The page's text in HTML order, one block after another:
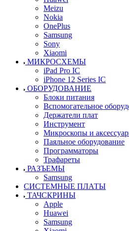
Meizu
Nokia
OnePlus
Samsung
Sony
Xiaomi
МИКРОСХЕМЫ
iPad Pro IC
iPhone 12 Series IC
ОБОРУДОВАНИЕ
Блоки питания
Вспомогательное
Держатели плат
Инструмент
Микроскопы и
Паяльное оборудование
Программаторы
Трафареты
РАЗЪЕМЫ
Samsung
СИСТЕМНЫЕ ПЛАТЫ
ТАЧСКРИНЫ
Apple
Huawei
Samsung